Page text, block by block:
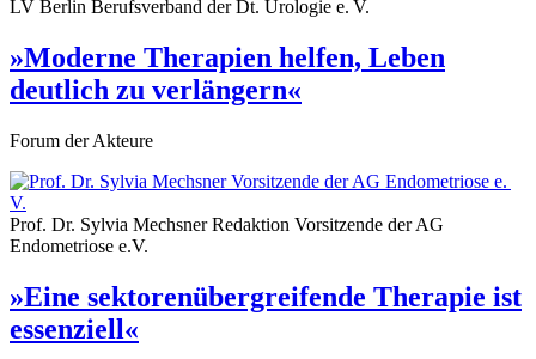
LV Berlin Berufsverband der Dt. Urologie e. V.
»Moderne Therapien helfen, Leben
deutlich zu verlängern«
Forum der Akteure
Prof. Dr. Sylvia MechsnerRedaktion Vorsitzende der AG
Endometriose e.V.
»Eine sektorenübergreifende Therapie ist
essenziell«